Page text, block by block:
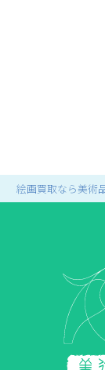
絵画買取なら美術